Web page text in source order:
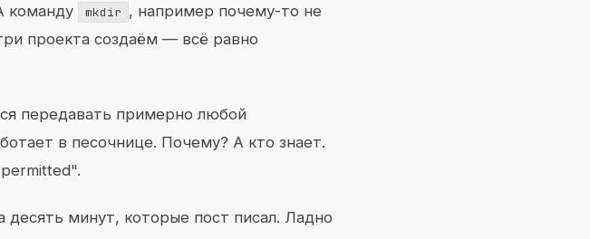
команду mkdir , например почему-то не
проекта создаём — всё равно
передавать примерно любой
в песочнице. Почему? А кто знает.
десять минут, которые пост писал. Ладно